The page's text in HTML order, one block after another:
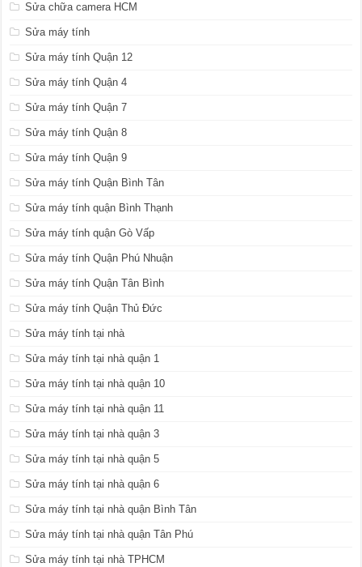
Sửa chữa camera HCM
Sửa máy tính
Sửa máy tính Quận 12
Sửa máy tính Quận 4
Sửa máy tính Quận 7
Sửa máy tính Quận 8
Sửa máy tính Quận 9
Sửa máy tính Quận Bình Tân
Sửa máy tính quận Bình Thạnh
Sửa máy tính quận Gò Vấp
Sửa máy tính Quận Phú Nhuận
Sửa máy tính Quận Tân Bình
Sửa máy tính Quận Thủ Đức
Sửa máy tính tại nhà
Sửa máy tính tại nhà quận 1
Sửa máy tính tại nhà quận 10
Sửa máy tính tại nhà quận 11
Sửa máy tính tại nhà quận 3
Sửa máy tính tại nhà quận 5
Sửa máy tính tại nhà quận 6
Sửa máy tính tại nhà quận Bình Tân
Sửa máy tính tại nhà quận Tân Phú
Sửa máy tính tại nhà TPHCM